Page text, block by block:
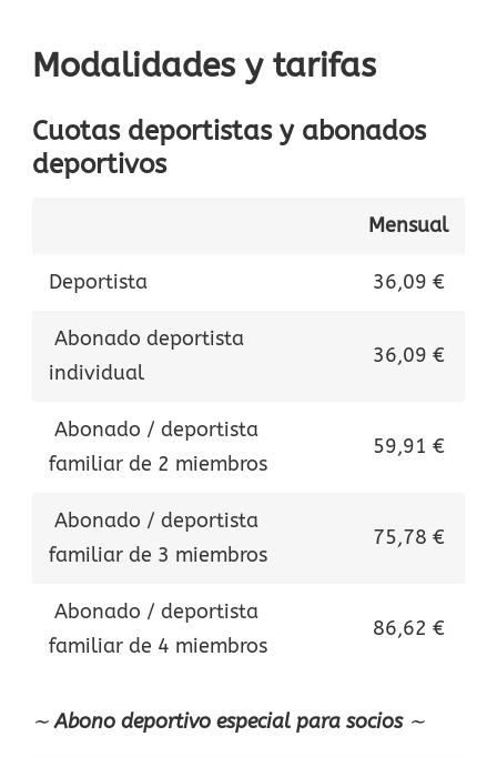
Modalidades y tarifas
Cuotas deportistas y abonados
deportivos
Mensual
Deportista 36,09 €
Abonado deportista
individual
36,09 €
Abonado / deportista
familiar de 2 miembros
59,91 €
Abonado / deportista
familiar de 3 miembros
75,78 €
Abonado / deportista
familiar de 4 miembros
86,62 €
∼Abono deportivo especial para socios∼